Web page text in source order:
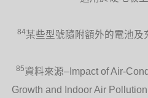
84某些型號隨附額外的電池及
85資料來源–Impact of Air-
Growth and Indoor Air